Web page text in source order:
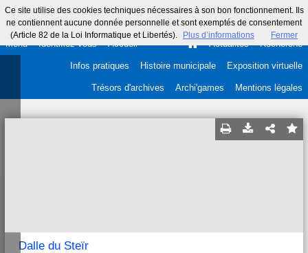
Ce site utilise des cookies techniques nécessaires à son bon fonctionnement. Ils
ne contiennent aucune donnée personnelle et sont exemptés de consentement
(Article 82 de la Loi Informatique et Libertés).
Plus d’informations Fermer
Menu Identifiez-vous Accueil Actualités Recherche
Infos pratiques Histoire municipale Exposition virtuelle
Trésors d'archives Archi'games Mentions légales
Dalle du Steïr